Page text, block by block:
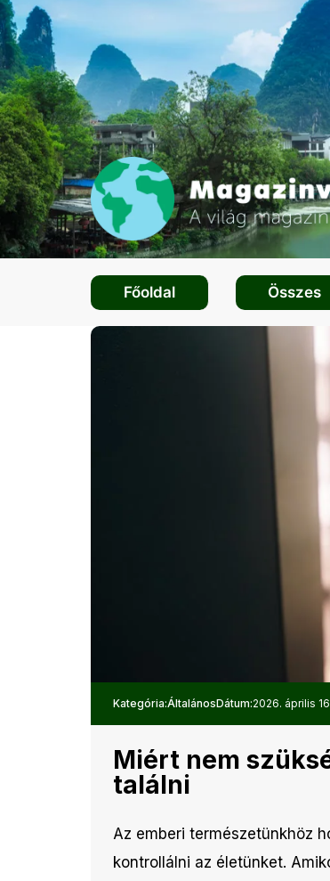
Főoldal Összes
Kategória:ÁltalánosDátum:2026. április
Miért nem
találni
Az emberi természetünkhöz
kontrollálni az életünket.